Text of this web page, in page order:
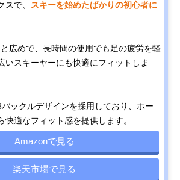
で、
スキーを始めたばかりの初心者に
広めで、長時間の使用でも足の疲労を軽
いスキーヤーにも快適にフィットしま
ックルデザインを採用しており、ホー
快適なフィット感を提供します。
Amazonで見る
楽天市場で見る